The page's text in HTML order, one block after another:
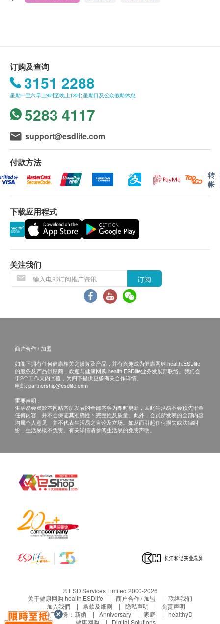
时间不设选择，星期日并不提供派送服务。
因资讯不足无法配送的滞留订单将会被配送方保留，
直至配送方联络香港洁净水有限公司。香港洁净水有
限公司将会以电子邮件的形式通知用户，请回覆信箱
中的邮件或联系客服人员。逾期5日未能得到回覆的
订单香港洁净水有限公司将安排返回仓库及退款。
送货地区:
香港岛、九龙、新界及离岛：大屿山地区（东涌／愉
景湾／赤腊角／香港迪士尼／马湾)
岛遍远地区（梅窝／贝澳／长沙／塘福／石壁／昂坪
／大澳／ 长洲／南丫岛)
以上地区订单由顺丰（香港）派送
直达或没有升降机设备之收货地点。
签收时需核对身份。
于签收前，客户不能拆开包装盒验货。速递员会于客
户签收后离开，未能等待开机试用。
如收件人未能亲自签收，可委托他人签收。
签收后，如商品出现质量问题，如功能性故障。请您
即时联系香港洁净水有限公司客户服务中心，电话
34660000。
所有于香港洁净水有限公司购买之货品，不论是香港
保用日期为收货 / 取货 / 安装日期开始计算，客户
无需登记。
NEX 电解水机产品
电解版保养: 10年
电解板如完全未能进行酸碱值调整(利用测试剂)或
完全不能制造活性氢(ORP), 则属电解版失效, 本公
订购及查询
3151 2288
星期一至六早上9时至晚上12时; 星期日及公众假期休息
5283 4117
support@esdlife.com
付款方法
转
帐
下载应用程式
关注我们
订阅
商户合作 / 加盟
如阁下拥有任何健康相关之服务及产品，并有兴趣成为健康网购 health.ESDlife
的服务及产品供应商，欢迎与健康网购 health.ESDlife业务发展部联络。我们会
于2个工作天内回覆，为阁下提供更多有关合作详情。
电邮: partnership@esdlife.com
重要声明：
生活易会员於本网站内所发表的全部内容为即时更新，因此生活易不会预先审查
任何内容，并不会保证其准确性丶完整性及质量。此外，会员所发表的全部内容
均属个人意见，并不代表生活易之言论及立场。如从而引起任何损失或法律纠
纷，生活易概不负责。有关详情请参阅生活易的免责声明。
© ESD Services Limited 2000-2026
关于健康网购 health.ESDlife
商户合作 / 加盟
联络我们
加入我們
条款及细则 隐私声明
免责声明
生活易旗下业务： 新婚 Anniversary 家庭
healthyD
健康网购
Digital Solutions